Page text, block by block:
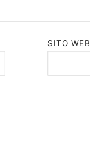
SITO WEB